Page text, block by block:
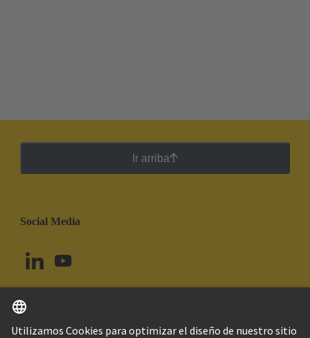
Ir arriba
Social Media
Uruguay Español